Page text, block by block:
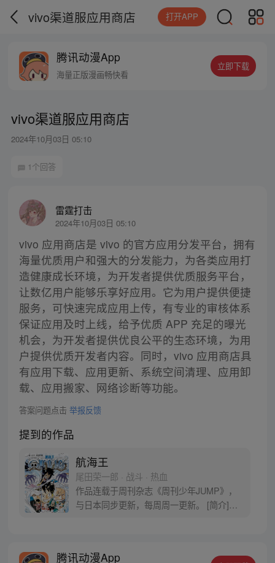
vivo渠道服应用商店 打开APP
腾讯动漫App
海量正版漫画畅快看
立即下载
vivo渠道服应用商店
2024年10月03日 05:10
1个回答
雷霆打击
2024年10月03日 05:10
vivo 应用商店是 vivo 的官方应用分发平台，拥有
海量优质用户和强大的分发能力，为各类应用打
造健康成长环境，为开发者提供优质服务平台，
让数亿用户能够乐享好应用。它为用户提供便捷
服务，可快速完成应用上传，有专业的审核体系
保证应用及时上线，给予优质 APP 充足的曝光
机会，为开发者提供优良公平的生态环境，为用
户提供优质开发者内容。同时，vivo 应用商店具
有应用下载、应用更新、系统空间清理、应用卸
载、应用搬家、网络诊断等功能。
答案问题点击 举报反馈
提到的作品
航海王
尾田荣一郎 · 战斗 · 热血
作品连载于周刊杂志《周刊少年JUMP》，
与日本同步更新，每周周一更新。 [简介]有
腾讯动漫App